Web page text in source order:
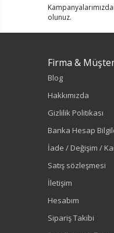
olunuz.
Firma &
Blog
Hakkımızda
Gizlilik Politikası
Banka Hesap
İade / Değişim /
Satış sözleşmesi
İletişim
Hesabım
Sipariş Takibi